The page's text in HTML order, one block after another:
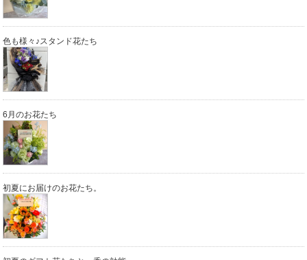
色も様々♪スタンド花たち
6月のお花たち
初夏にお届けのお花たち。